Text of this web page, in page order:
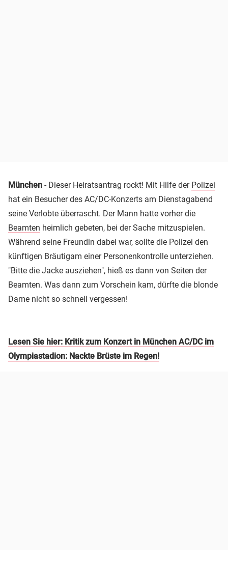
München - Dieser Heiratsantrag rockt! Mit Hilfe der Polizei
hat ein Besucher des AC/DC-Konzerts am Dienstagabend
seine Verlobte überrascht. Der Mann hatte vorher die
Beamten heimlich gebeten, bei der Sache mitzuspielen.
Während seine Freundin dabei war, sollte die Polizei den
künftigen Bräutigam einer Personenkontrolle unterziehen.
"Bitte die Jacke ausziehen", hieß es dann von Seiten der
Beamten. Was dann zum Vorschein kam, dürfte die blonde
Dame nicht so schnell vergessen!
Lesen Sie hier: Kritik zum Konzert in München AC/DC im
Olympiastadion: Nackte Brüste im Regen!